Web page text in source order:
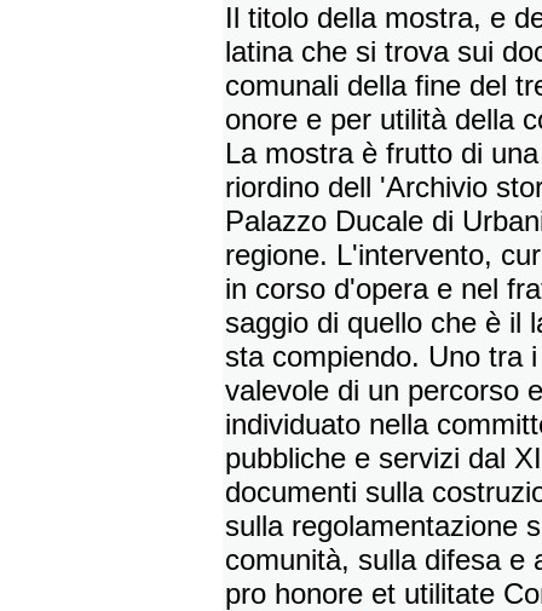
Il titolo della mostra, e
latina che si trova sui
comunali della fine del
onore e per utilità della
La mostra è frutto di
riordino dell 'Archivio
Palazzo Ducale di
regione. L'intervento,
in corso d'opera e nel
saggio di quello che è il
sta compiendo. Uno tra
valevole di un percorso
individuato nella
pubbliche e servizi dal
documenti sulla
sulla regolamentazione
comunità, sulla difesa e
pro honore et utilitate